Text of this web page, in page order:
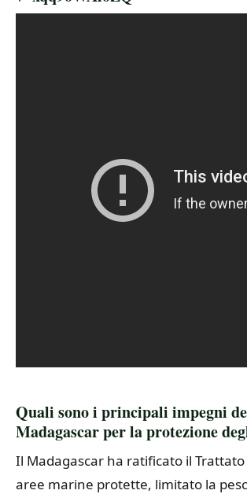
Quali sono i principali impegni
Madagascar per la protezione
Il Madagascar ha ratificato il Trattato
aree marine protette, limitato la